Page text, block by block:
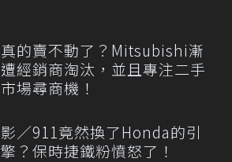
真的賣不動了？Mitsubishi漸
遭經銷商淘汰，並且專注二手
市場尋商機！
影／911竟然換了Honda的引
擎？保時捷鐵粉憤怒了！